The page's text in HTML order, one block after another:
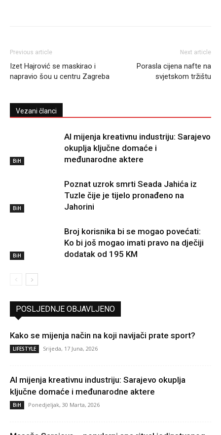
Previous article
Izet Hajrović se maskirao i
napravio šou u centru Zagreba
Next article
Porasla cijena nafte na
svjetskom tržištu
Vezani članci
BiH
AI mijenja kreativnu industriju: Sarajevo
okuplja ključne domaće i
međunarodne aktere
BiH
Poznat uzrok smrti Seada Jahića iz
Tuzle čije je tijelo pronađeno na
Jahorini
BiH
Broj korisnika bi se mogao povećati:
Ko bi još mogao imati pravo na dječiji
dodatak od 195 KM
POSLJEDNJE OBJAVLJENO
Kako se mijenja način na koji navijači prate sport?
LIFESTYLE Srijeda, 17 Juna, 2026
AI mijenja kreativnu industriju: Sarajevo okuplja
ključne domaće i međunarodne aktere
BiH Ponedjeljak, 30 Marta, 2026